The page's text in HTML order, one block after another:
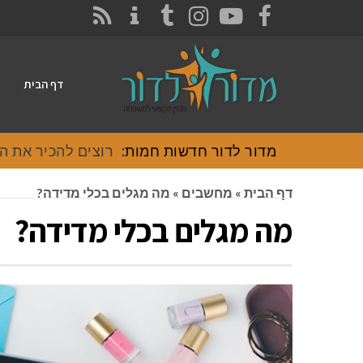
FACEBOOK
YOUTUBE
INSTAGRAM
TUMBLR
דף הבית
מדור לדור חדשות חמות: רוצים להכיר את
דף הבית » מחשבים » מה מגלים בכלי מדידה?
מה מגלים בכלי מדידה?